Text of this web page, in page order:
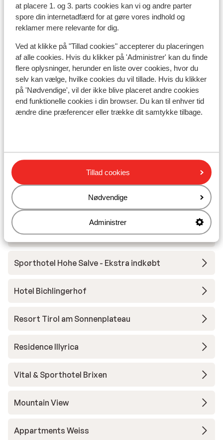
at placere 1. og 3. parts cookies kan vi og andre parter
spore din internetadfærd for at gøre vores indhold og
reklamer mere relevante for dig.
Ved at klikke på "Tillad cookies" accepterer du placeringen
af alle cookies. Hvis du klikker på 'Administrer' kan du finde
flere oplysninger, herunder en liste over cookies, hvor du
selv kan vælge, hvilke cookies du vil tillade. Hvis du klikker
på 'Nødvendige', vil der ikke blive placeret andre cookies
end funktionelle cookies i din browser. Du kan til enhver tid
ændre dine præferencer eller trække dit samtykke tilbage.
Tillad cookies
Nødvendige
Administrer
skibus gratis mod forevisning af liftkort)
Afstand til skilift ca. 400 meter
Rolig beliggenhed
Liftkort/skileje/undervisning
Liftkort
Undervisning
Andre overnatningssteder i SkiWelt
Wilder Kaiser-Brixental
Hotel Hochfilzer
Tirol Lodge
Sporthotel Hohe Salve - Ekstra indkøbt
Hotel Bichlingerhof
Resort Tirol am Sonnenplateau
Residence Illyrica
Vital & Sporthotel Brixen
Mountain View
Appartments Weiss